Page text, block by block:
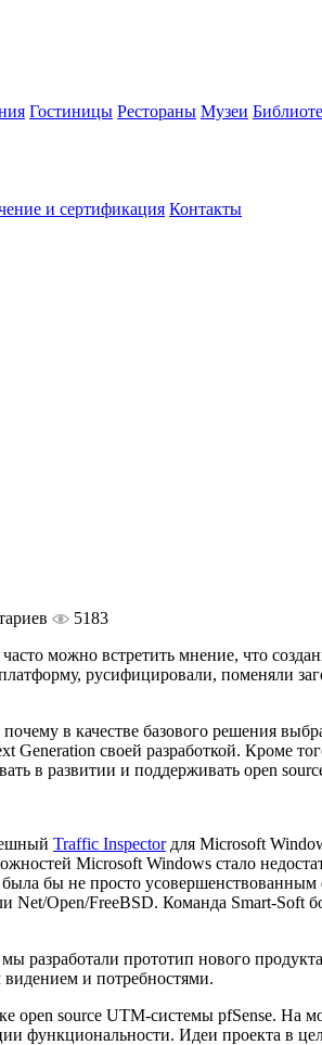
Гостиницы Рестораны Музеи
и сертификация Контакты
5183
можно встретить мнение, что
русифицировали, поменяли
почему в качестве базового решения
Generation своей разработкой. Кроме
в развитии и поддерживать open
Traffic Inspectorдля Microsoft
Microsoft Windows стало
была бы не просто
Open/FreeBSD. Команда Smart-Soft
разработали прототип нового
видением и потребностями.
open source UTM-системы pfSense.
функциональности. Идеи проекта в